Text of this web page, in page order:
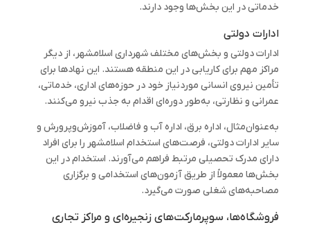
خدماتی در این بخش‌ها وجود دارند.
ادارات دولتی
ادارات دولتی و بخش‌های مختلف شهرداری اسلامشهر، از دیگر
مراکز مهم برای کاریابی در این منطقه هستند. این نهادها برای
تأمین نیروی انسانی موردنیاز خود در حوزه‌های اداری، خدماتی،
عمرانی و نظارتی، به‌طور دوره‌ای اقدام به جذب نیرو می‌کنند.
به‌عنوان‌مثال، اداره برق، اداره آب و فاضلاب، آموزش‌وپرورش و
سایر ادارات دولتی، فرصت‌های استخدام اسلامشهر را برای افراد
دارای مدرک تحصیلی مرتبط فراهم می‌آورند. استخدام در این
بخش‌ها معمولاً از طریق آزمون‌های استخدامی و برگزاری
مصاحبه‌های شغلی صورت می‌گیرد.
فروشگاه‌ها، سوپرمارکت‌های زنجیره‌ای و مراکز تجاری